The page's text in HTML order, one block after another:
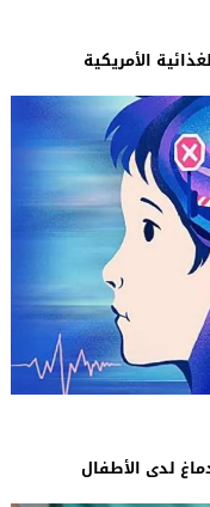
الأمريكية
لدى الأطفال